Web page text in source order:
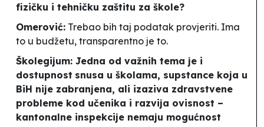
fizičku i tehničku zaštitu za škole?
Omerović: Trebao bih taj podatak provjeriti. Ima
to u budžetu, transparentno je to.
Školegijum: Jedna od važnih tema je i
dostupnost snusa u školama, supstance koja u
BiH nije zabranjena, ali izaziva zdravstvene
probleme kod učenika i razvija ovisnost –
kantonalne inspekcije nemaju mogućnost